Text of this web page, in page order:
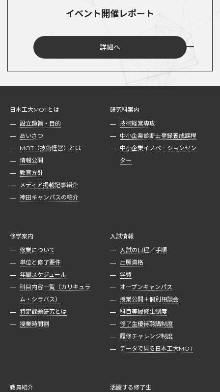
イベント開催レポート
詳細へ
日本工大MOTとは
設立趣旨・目的
あいさつ
MOT（技術経営）とは
情報公開
教育方針
メディア掲載記事紹介
神田キャンパスの紹介
研究科案内
技術経営専攻
中小企業診断士登録養成課程
中小企業イノベーションセン
ター
修学案内
修業について
単位と修了要件
年間スケジュール
科目内容一覧（カリキュラ
ム・シラバス）
特定課題研究とは
授業時間割
入試情報
入試の日程／手順
出願資格
学費
オープンキャンパス
授業公開＋個別相談会
科目等履修生制度
修了生優待聴講制度
履修チャレンジ制度
データで見る日本工大MOT
教員紹介
活躍する修了生